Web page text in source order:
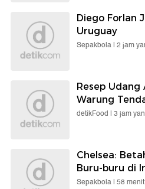
Diego Forlan
Uruguay
Sepakbola | 2 jam
Resep Udang
Warung
detikFood | 3 jam
Chelsea:
Buru-buru di
Sepakbola | 58